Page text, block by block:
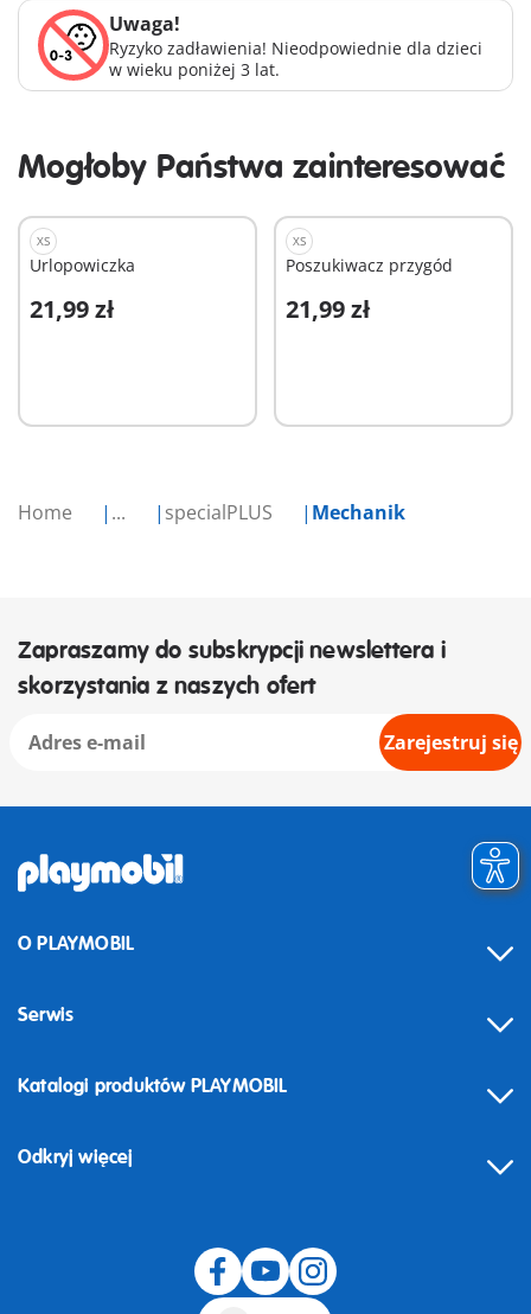
Home ... specialPLUS Mechanik
Uwaga!
Ryzyko zadławienia! Nieodpowiednie dla dzieci
w wieku poniżej 3 lat.
Mogłoby Państwa zainteresować
XS
Urlopowiczka
21,99 zł
Dodaj do koszyka
XS
Poszukiwacz przygód
21,99 zł
Dodaj do koszyka
Zapraszamy do subskrypcji newslettera i
skorzystania z naszych ofert
Zarejestruj się
O PLAYMOBIL
Serwis
Odstąpienie od umowy
Katalogi produktów PLAYMOBIL
Odkryj więcej